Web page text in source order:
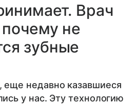
Врач
не
зубные
недавно казавшиеся
у нас. Эту технологию